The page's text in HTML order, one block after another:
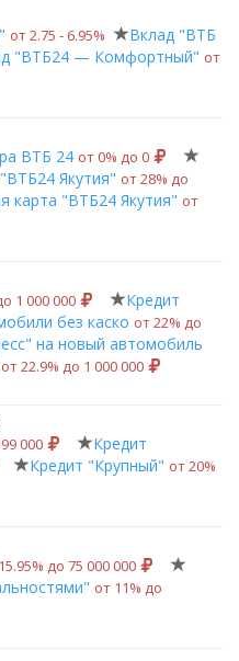
от 2.75 ‑ 6.95%
Вклад "ВТБ
"ВТБ24 — Комфортный" от
ВТБ 24 от 0% до 0
Якутия" от 28% до
карта "ВТБ24 Якутия" от
1 000 000
Кредит
без каско от 22% до
на новый автомобиль
от 22.9% до 1 000 000
000
Кредит
Кредит "Крупный" от 20%
до 75 000 000
от 11% до